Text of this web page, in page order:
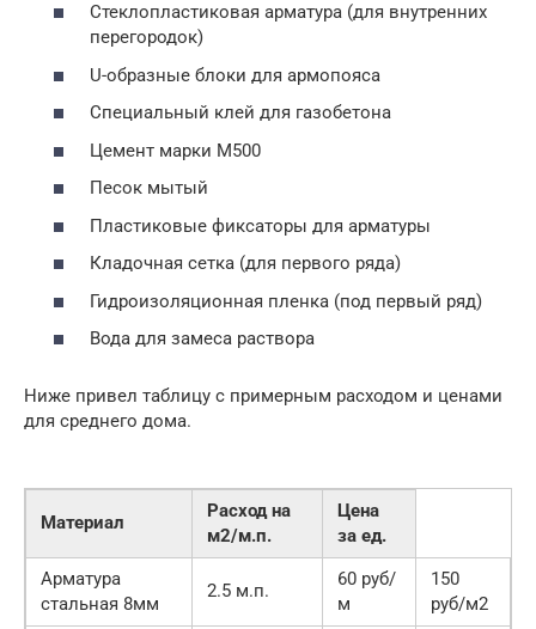
Стеклопластиковая арматура (для внутренних
перегородок)
U-образные блоки для армопояса
Специальный клей для газобетона
Цемент марки М500
Песок мытый
Пластиковые фиксаторы для арматуры
Кладочная сетка (для первого ряда)
Гидроизоляционная пленка (под первый ряд)
Вода для замеса раствора
Ниже привел таблицу с примерным расходом и ценами
для среднего дома.
Материал
Расход на
м2/м.п.
Цена
за ед.
Арматура
стальная 8мм
2.5 м.п.
60 руб/
м
150
руб/м2